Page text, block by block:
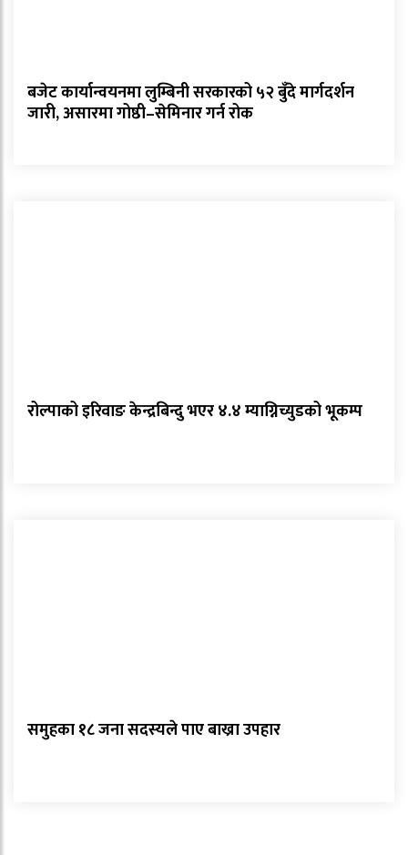
बजेट कार्यान्वयनमा लुम्बिनी सरकारको ५२ बुँदे मार्गदर्शन
जारी, असारमा गोष्ठी–सेमिनार गर्न रोक
रोल्पाको इरिवाङ केन्द्रबिन्दु भएर ४.४ म्याग्निच्युडको भूकम्प
समुहका १८ जना सदस्यले पाए बाख्रा उपहार